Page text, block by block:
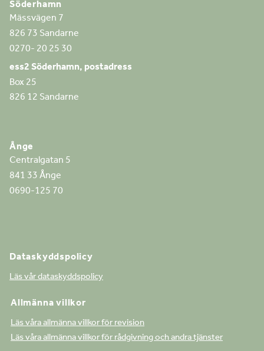
Söderhamn
Mässvägen 7
826 73 Sandarne
0270- 20 25 30
ess2 Söderhamn, postadress
Box 25
826 12 Sandarne
Ånge
Centralgatan 5
841 33 Ånge
0690-125 70
Dataskyddspolicy
Läs vår dataskyddspolicy
Allmänna villkor
Läs våra allmänna villkor för revision
Läs våra allmänna villkor för rådgivning och andra tjänster